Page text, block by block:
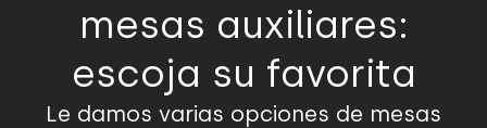
mesas auxiliares:
escoja su favorita
Le damos varias opciones de mesas